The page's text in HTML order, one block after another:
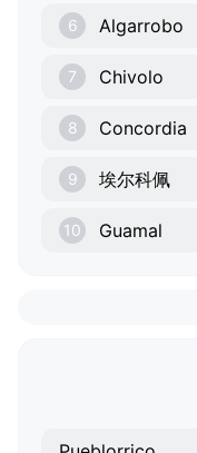
6 Algarrobo
7 Chivolo
8 Concordia
9 埃尔科佩
10 Guamal